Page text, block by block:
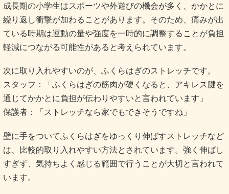
成長期の小学生はスポーツや外遊びの機会が多く、かかとに
繰り返し衝撃が加わることがあります。そのため、痛みが出
ている時期は運動の量や強度を一時的に調整することが負担
軽減につながる可能性があると考えられています。
次に取り入れやすいのが、ふくらはぎのストレッチです。
スタッフ：「ふくらはぎの筋肉が硬くなると、アキレス腱を
通じてかかとに負担が伝わりやすいと言われています」
保護者：「ストレッチなら家でもできそうですね」
壁に手をついてふくらはぎをゆっくり伸ばすストレッチなど
は、比較的取り入れやすい方法とされています。強く伸ばし
すぎず、気持ちよく感じる範囲で行うことが大切と言われて
います。